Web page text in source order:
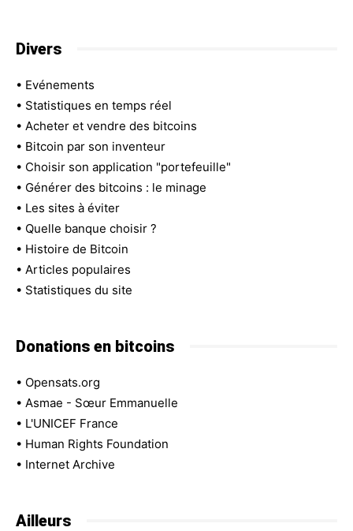
Divers
• Evénements
• Statistiques en temps réel
• Acheter et vendre des bitcoins
• Bitcoin par son inventeur
• Choisir son application "portefeuille"
• Générer des bitcoins : le minage
• Les sites à éviter
• Quelle banque choisir ?
• Histoire de Bitcoin
• Articles populaires
• Statistiques du site
Donations en bitcoins
• Opensats.org
• Asmae - Sœur Emmanuelle
• L'UNICEF France
• Human Rights Foundation
• Internet Archive
Ailleurs